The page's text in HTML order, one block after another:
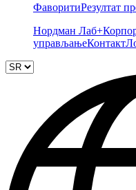
ФаворитиРезултат
Нордман Лаб+
управљањеКонтакт